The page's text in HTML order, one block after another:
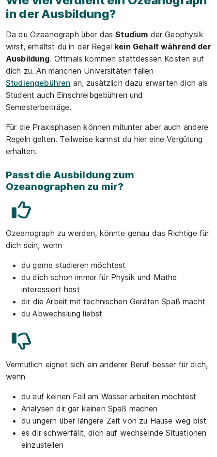
in der Ausbildung?
Da du Ozeanograph über dasStudium der Geophysik
wirst, erhältst du in der Regel kein Gehalt während der
Ausbildung. Oftmals kommen stattdessen Kosten auf
dich zu. An manchen Universitäten fallen
Studiengebühren an, zusätzlich dazu erwarten dich als
Student auch Einschreibgebühren und
Semesterbeiträge.
Für die Praxisphasen können mitunter aber auch andere
Regeln gelten. Teilweise kannst du hier eine Vergütung
erhalten.
Passt die Ausbildung zum
Ozeanographen zu mir?
Ozeanograph zu werden, könnte genau das Richtige für
dich sein, wenn
du gerne studieren möchtest
du dich schon immer für Physik und Mathe
interessiert hast
dir die Arbeit mit technischen Geräten Spaß macht
du Abwechslung liebst
Vermutlich eignet sich ein anderer Beruf besser für dich,
wenn
du auf keinen Fall am Wasser arbeiten möchtest
Analysen dir gar keinen Spaß machen
du ungern über längere Zeit von zu Hause weg bist
es dir schwerfällt, dich auf wechselnde Situationen
einzustellen